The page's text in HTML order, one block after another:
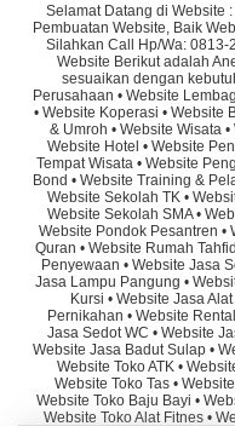
Selamat Datang di Website
Pembuatan Website, Baik
Silahkan Call Hp/Wa:
Website Berikut adalah
sesuaikan dengan
Perusahaan • Website
• Website Koperasi • Website
& Umroh • Website Wisata
Website Hotel • Website
Tempat Wisata • Website
Bond • Website Training &
Website Sekolah TK •
Website Sekolah SMA •
Website Pondok Pesantren •
Quran • Website Rumah
Penyewaan • Website Jasa
Jasa Lampu Pangung •
Kursi • Website Jasa
Pernikahan • Website
Jasa Sedot WC • Website
Website Jasa Badut Sulap •
Website Toko ATK •
Website Toko Tas •
Website Toko Baju Bayi •
Website Toko Alat Fitnes •